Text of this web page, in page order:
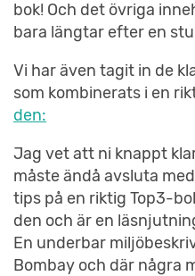
bok! Och det övriga
bara längtar efter en
Vi har även tagit in de
som kombinerats i en
den:
Jag vet att ni knappt
måste ändå avsluta
tips på en riktig Top3-
den och är en
En underbar
Bombay och där några